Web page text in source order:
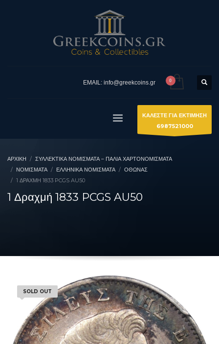
EMAIL: info@greekcoins.gr
ΚΑΛΕΣΤΕ ΓΙΑ ΕΚΤΙΜΗΣΗ
6987521000
ΑΡΧΙΚΉ
ΣΥΛΛΕΚΤΙΚΆ ΝΟΜΊΣΜΑΤΑ – ΠΑΛΙΆ ΧΑΡΤΟΝΟΜΊΣΜΑΤΑ
ΝΟΜΙΣΜΑΤΑ
ΕΛΛΗΝΙΚΆ ΝΟΜΊΣΜΑΤΑ
ΌΘΩΝΑΣ
1 ΔΡΑΧΜΉ 1833 PCGS AU50
1 Δραχμή 1833 PCGS AU50
SOLD OUT